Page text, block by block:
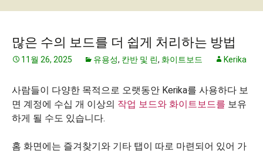
많은 수의 보드를 더 쉽게 처리하는 방법
11월 26, 2025 유용성, 칸반 및 린, 화이트보드 Kerika
사람들이 다양한 목적으로 오랫동안 Kerika를 사용하다 보
면 계정에 수십 개 이상의 작업 보드와 화이트보드를 보유
하게 될 수도 있습니다.
홈 화면에는 즐겨찾기와 기타 탭이 따로 마련되어 있어 가